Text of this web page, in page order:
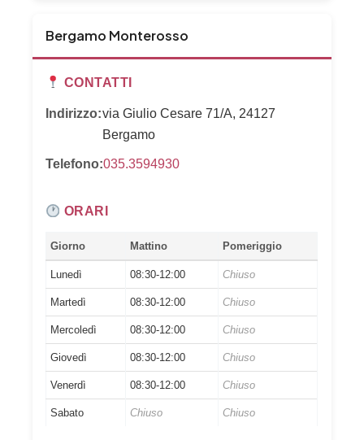
Bergamo Monterosso
CONTATTI
Indirizzo:via Giulio Cesare 71/A, 24127
Bergamo
Telefono:035.3594930
ORARI
Giorno Mattino Pomeriggio
Lunedì 08:30-12:00 Chiuso
Martedì 08:30-12:00 Chiuso
Mercoledì 08:30-12:00 Chiuso
Giovedì 08:30-12:00 Chiuso
Venerdì 08:30-12:00 Chiuso
Sabato Chiuso Chiuso